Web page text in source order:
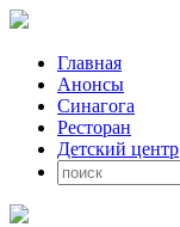
Главная
Анонсы
Синагога
Ресторан
Детский центр